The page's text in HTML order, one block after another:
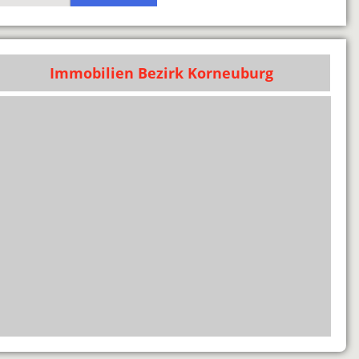
Immobilien Bezirk Korneuburg